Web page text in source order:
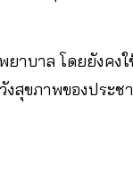
าบาล โดยยังคง
สุขภาพของประช